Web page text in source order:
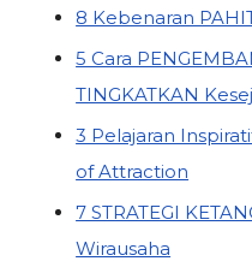
8 Kebenaran
5 Cara
TINGKATKAN
3 Pelajaran
of Attraction
7 STRATEGI
Wirausaha